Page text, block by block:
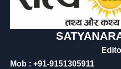
Mob : +91-9151305911